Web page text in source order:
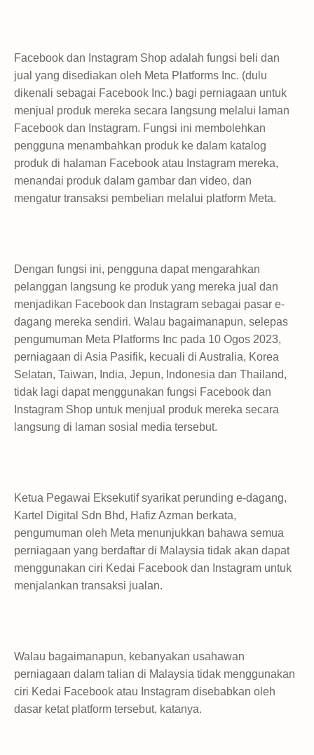
Facebook dan Instagram Shop adalah fungsi beli dan
jual yang disediakan oleh Meta Platforms Inc. (dulu
dikenali sebagai Facebook Inc.) bagi perniagaan untuk
menjual produk mereka secara langsung melalui laman
Facebook dan Instagram. Fungsi ini membolehkan
pengguna menambahkan produk ke dalam katalog
produk di halaman Facebook atau Instagram mereka,
menandai produk dalam gambar dan video, dan
mengatur transaksi pembelian melalui platform Meta.
Dengan fungsi ini, pengguna dapat mengarahkan
pelanggan langsung ke produk yang mereka jual dan
menjadikan Facebook dan Instagram sebagai pasar e-
dagang mereka sendiri. Walau bagaimanapun, selepas
pengumuman Meta Platforms Inc pada 10 Ogos 2023,
perniagaan di Asia Pasifik, kecuali di Australia, Korea
Selatan, Taiwan, India, Jepun, Indonesia dan Thailand,
tidak lagi dapat menggunakan fungsi Facebook dan
Instagram Shop untuk menjual produk mereka secara
langsung di laman sosial media tersebut.
Ketua Pegawai Eksekutif syarikat perunding e-dagang,
Kartel Digital Sdn Bhd, Hafiz Azman berkata,
pengumuman oleh Meta menunjukkan bahawa semua
perniagaan yang berdaftar di Malaysia tidak akan dapat
menggunakan ciri Kedai Facebook dan Instagram untuk
menjalankan transaksi jualan.
Walau bagaimanapun, kebanyakan usahawan
perniagaan dalam talian di Malaysia tidak menggunakan
ciri Kedai Facebook atau Instagram disebabkan oleh
dasar ketat platform tersebut, katanya.